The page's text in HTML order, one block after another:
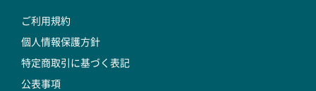
ご利用規約
個人情報保護方針
特定商取引に基づく表記
公表事項